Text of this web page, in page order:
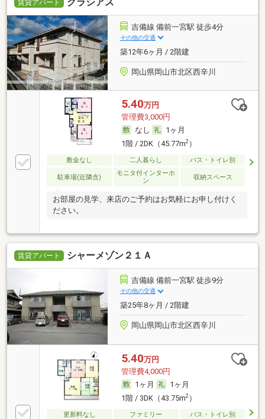
賃貸アパート
吉備線 備前一宮駅 徒歩4分
その他の交通
築12年6ヶ月 / 2階建
岡山県岡山市北区西辛川
5.40万円
管理費3,000円
なし
1ヶ月
1階 / 2DK（45.77m2）
敷金なし 二人暮らし バス・トイレ別
駐車場(近隣含)
モニタ付インターホ
ン
収納スペース
お部屋の見学、来店のご予約はお気軽にお申し付けく
ださい。
賃貸アパート シャーメゾン２１Ａ
吉備線 備前一宮駅 徒歩9分
その他の交通
築25年8ヶ月 / 2階建
岡山県岡山市北区西辛川
5.40万円
管理費4,000円
1ヶ月
1ヶ月
1階 / 3DK（43.75m2）
更新料なし ファミリー
バス・トイレ別